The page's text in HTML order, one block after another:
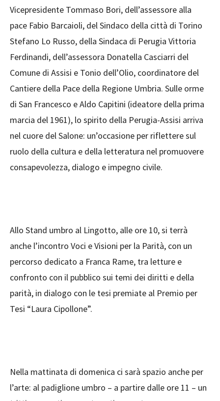
Vicepresidente Tommaso Bori, dell’assessore alla
pace Fabio Barcaioli, del Sindaco della città di Torino
Stefano Lo Russo, della Sindaca di Perugia Vittoria
Ferdinandi, dell’assessora Donatella Casciarri del
Comune di Assisi e Tonio dell’Olio, coordinatore del
Cantiere della Pace della Regione Umbria. Sulle orme
di San Francesco e Aldo Capitini (ideatore della prima
marcia del 1961), lo spirito della Perugia-Assisi arriva
nel cuore del Salone: un’occasione per riflettere sul
ruolo della cultura e della letteratura nel promuovere
consapevolezza, dialogo e impegno civile.
Allo Stand umbro al Lingotto, alle ore 10, si terrà
anche l’incontro Voci e Visioni per la Parità, con un
percorso dedicato a Franca Rame, tra letture e
confronto con il pubblico sui temi dei diritti e della
parità, in dialogo con le tesi premiate al Premio per
Tesi “Laura Cipollone”.
Nella mattinata di domenica ci sarà spazio anche per
l’arte: al padiglione umbro – a partire dalle ore 11 – un